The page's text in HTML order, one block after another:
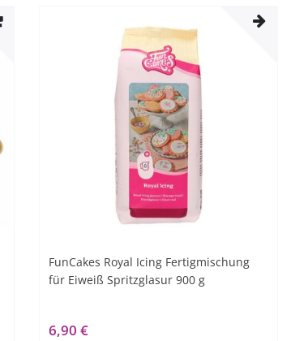
FunCakes Royal Icing Fertigmischung
für Eiweiß Spritzglasur 900 g
6,90 €